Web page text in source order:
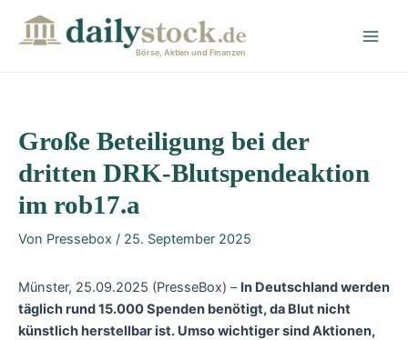
Börse, Aktien und Finanzen
Große Beteiligung bei der
dritten DRK-Blutspendeaktion
im rob17.a
Von Pressebox / 25. September 2025
Münster, 25.09.2025 (PresseBox) – In Deutschland werden
täglich rund 15.000 Spenden benötigt, da Blut nicht
künstlich herstellbar ist. Umso wichtiger sind Aktionen,